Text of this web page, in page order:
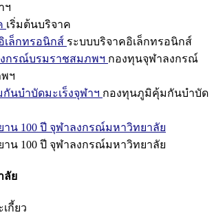
ฯ
เริ่มต้นบริจาค
เล็กทรอนิกส์ ระบบบริจาคอิเล็กทรอนิกส์
กรณ์บรมราชสมภพฯ กองทุนจุฬาลงกรณ์
ฯ
นบำบัดมะเร็งจุฬาฯ กองทุนภูมิคุ้มกันบำบัด
าน 100 ปี จุฬาลงกรณ์มหาวิทยาลัย
าน 100 ปี จุฬาลงกรณ์มหาวิทยาลัย
ลัย
เกี้ยว